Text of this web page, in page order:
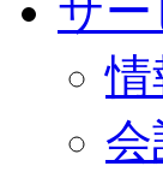
サー
情